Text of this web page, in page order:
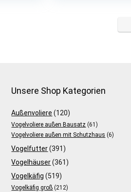
Unsere Shop Kategorien
Außenvoliere (120)
Vogelvoliere außen Bausatz (61)
Vogelvoliere außen mit Schutzhaus (6)
Vogelfutter (391)
Vogelhäuser (361)
Vogelkäfig (519)
Vogelkäfig groß (212)